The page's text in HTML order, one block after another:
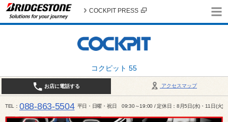
コクピット 55
COCKPIT PRESS
アクセスマップ
お店に電話する
TEL 088-863-5504 平日・日曜・祝日 09:30～19:00 / 定休日：8月5日(水)・11日(火)